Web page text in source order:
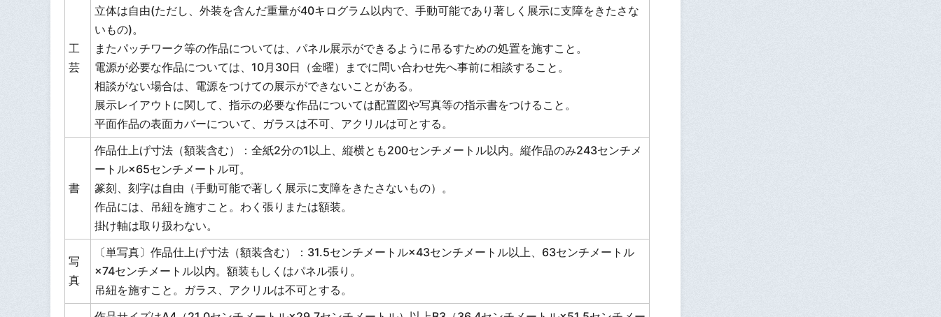
工
芸
立体は自由(ただし、外装を含んだ重量が40キログラム以内で、手動可能であり著しく展示に支障をきたさな
いもの)。
またパッチワーク等の作品については、パネル展示ができるように吊るすための処置を施すこと。
電源が必要な作品については、10月30日（金曜）までに問い合わせ先へ事前に相談すること。
相談がない場合は、電源をつけての展示ができないことがある。
展示レイアウトに関して、指示の必要な作品については配置図や写真等の指示書をつけること。
平面作品の表面カバーについて、ガラスは不可、アクリルは可とする。
書
作品仕上げ寸法（額装含む）：全紙2分の1以上、縦横とも200センチメートル以内。縦作品のみ243センチメ
ートル×65センチメートル可。
篆刻、刻字は自由（手動可能で著しく展示に支障をきたさないもの）。
作品には、吊紐を施すこと。わく張りまたは額装。
掛け軸は取り扱わない。
写
真
〔単写真〕作品仕上げ寸法（額装含む）：31.5センチメートル×43センチメートル以上、63センチメートル
×74センチメートル以内。額装もしくはパネル張り。
吊紐を施すこと。ガラス、アクリルは不可とする。